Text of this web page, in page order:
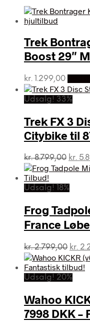
Trek
Boost 29″
kr. 1.299,00
Udsalg! 33%
Trek FX 3
Citybike til
kr.8.799,00 Den
var:
kr.
Udsalg! 18%
Frog
France
kr.2.799,00 Den
pris
var:
kr.
Udsalg! 20%
Wahoo
7998 DKK